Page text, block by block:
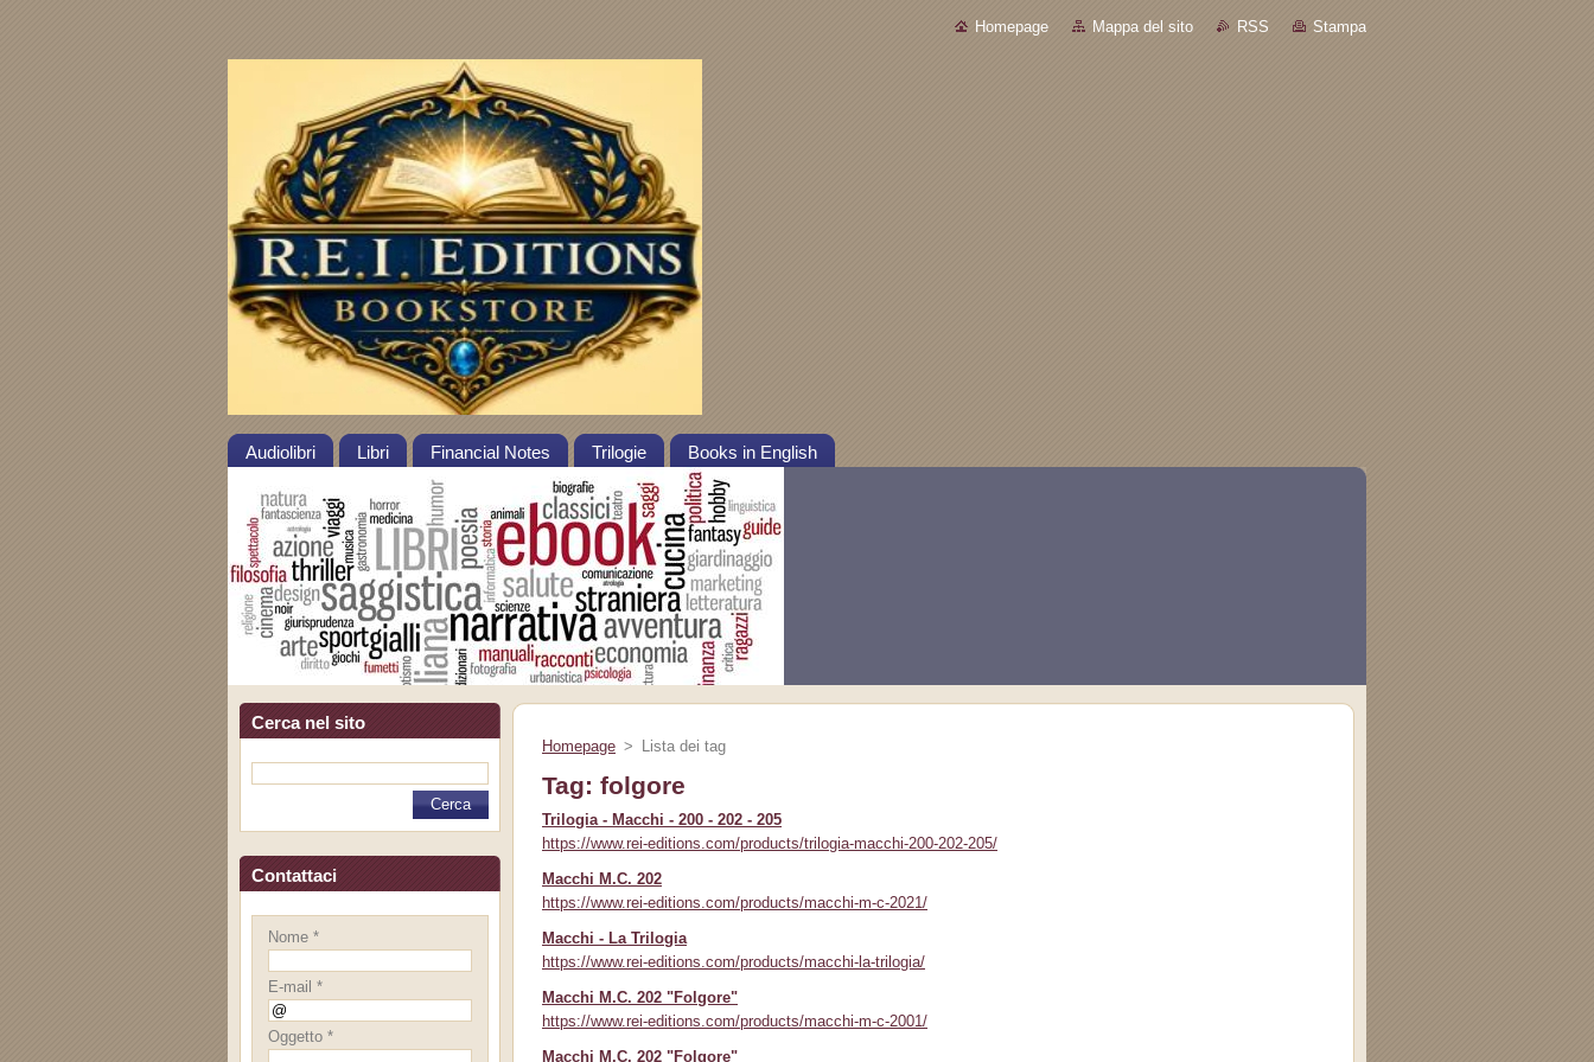
Homepage Mappa del sito RSS Stampa
Audiolibri Libri Financial Notes Trilogie Books in English
Cerca nel sito
Contattaci
Nome *
E-mail *
Oggetto *
Homepage > Lista dei tag
Tag: folgore
Trilogia - Macchi - 200 - 202 - 205
https://www.rei-editions.com/products/trilogia-macchi-200-202-205/
Macchi M.C. 202
https://www.rei-editions.com/products/macchi-m-c-2021/
Macchi - La Trilogia
https://www.rei-editions.com/products/macchi-la-trilogia/
Macchi M.C. 202 "Folgore"
https://www.rei-editions.com/products/macchi-m-c-2001/
Macchi M.C. 202 "Folgore"